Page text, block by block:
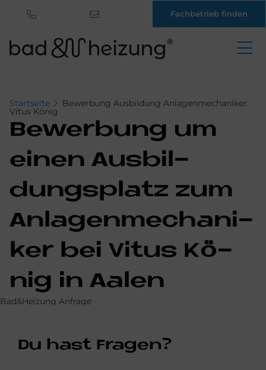
Fachbetrieb finden
Startseite Bewerbung Ausbildung Anlagenmechaniker
Vitus König
Be­wer­bung um
einen Aus­bil­
dungs­pla­tz zum
An­la­gen­me­cha­ni­
ker bei Vi­tus Kö­
nig in Aa­len
Bad&Heizung Anfrage
Du hast Fragen?